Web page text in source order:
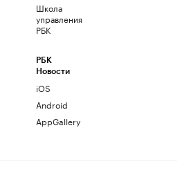
Школа
управления
РБК
РБК
Новости
iOS
Android
AppGallery